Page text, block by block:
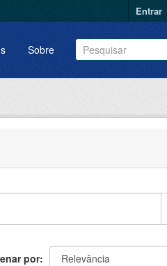
Entrar
Sobre
por